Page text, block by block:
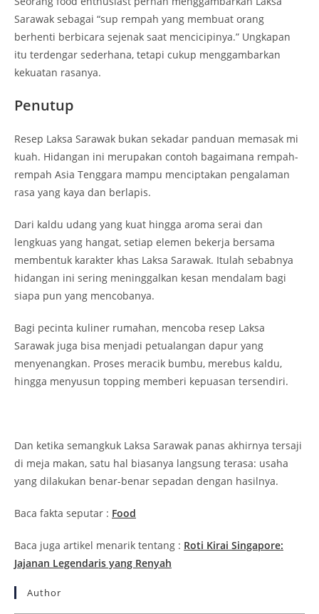
Sarawak sebagai “sup rempah yang membuat orang
berhenti berbicara sejenak saat mencicipinya.” Ungkapan
itu terdengar sederhana, tetapi cukup menggambarkan
kekuatan rasanya.
Penutup
Resep Laksa Sarawak bukan sekadar panduan memasak mi
kuah. Hidangan ini merupakan contoh bagaimana rempah-
rempah Asia Tenggara mampu menciptakan pengalaman
rasa yang kaya dan berlapis.
Dari kaldu udang yang kuat hingga aroma serai dan
lengkuas yang hangat, setiap elemen bekerja bersama
membentuk karakter khas Laksa Sarawak. Itulah sebabnya
hidangan ini sering meninggalkan kesan mendalam bagi
siapa pun yang mencobanya.
Bagi pecinta kuliner rumahan, mencoba resep Laksa
Sarawak juga bisa menjadi petualangan dapur yang
menyenangkan. Proses meracik bumbu, merebus kaldu,
hingga menyusun topping memberi kepuasan tersendiri.
Dan ketika semangkuk Laksa Sarawak panas akhirnya tersaji
di meja makan, satu hal biasanya langsung terasa: usaha
yang dilakukan benar-benar sepadan dengan hasilnya.
Baca fakta seputar : Food
Baca juga artikel menarik tentang : Roti Kirai Singapore:
Jajanan Legendaris yang Renyah
Author